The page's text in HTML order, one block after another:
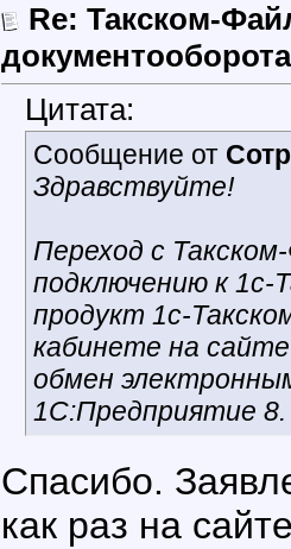
Re: Такском-
документооборота
Цитата:
Сообщение от
Здравствуйте!
Переход с
подключению к 1с-
продукт 1с-
кабинете на
обмен
1С:Предприятие 8.
Спасибо.
как раз на